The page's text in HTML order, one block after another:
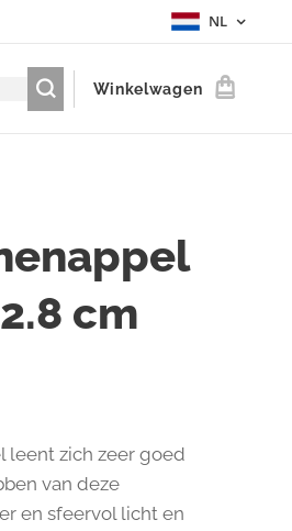
NL
Winkelwagen
cm
leent zich zeer goed
van deze
en sfeervol licht en